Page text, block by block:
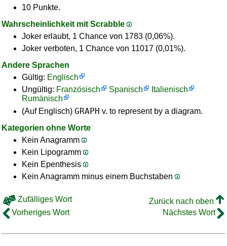
10 Punkte.
Wahrscheinlichkeit mit Scrabble
Joker erlaubt, 1 Chance von 1783 (0,06%).
Joker verboten, 1 Chance von 11017 (0,01%).
Andere Sprachen
Gültig: Englisch
Ungültig: Französisch Spanisch
Italienisch
Rumänisch
(Auf Englisch) GRAPH v. to represent by a diagram.
Kategorien ohne Worte
Kein Anagramm
Kein Lipogramm
Kein Epenthesis
Kein Anagramm minus einem Buchstaben
Zufälliges Wort
Zurück nach oben
Vorheriges Wort
Nächstes Wort